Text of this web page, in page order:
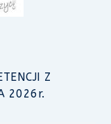
Z
2026r.